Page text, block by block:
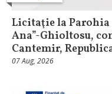
Licitaţie la
Ana”-Ghioltosu,
Cantemir,
07 Aug, 2026